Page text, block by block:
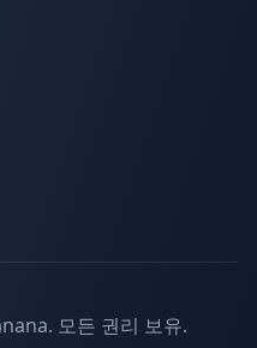
모든 권리 보유.